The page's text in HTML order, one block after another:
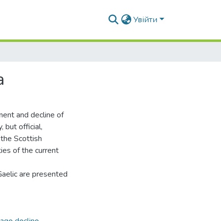
Увійти
and decline of
but official,
Scottish
of the current
are presented